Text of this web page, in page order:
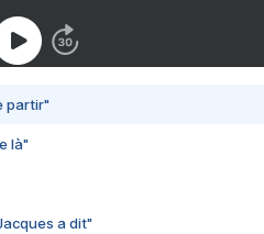
partir"
là"
a dit"